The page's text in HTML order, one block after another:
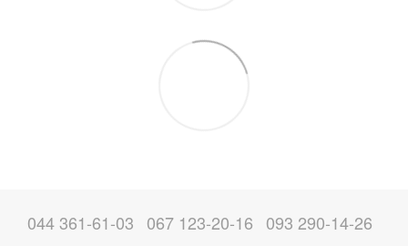
044 361-61-03 067 123-20-16 093 290-14-26